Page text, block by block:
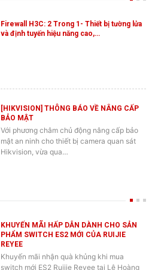
Firewall H3C: 2 Trong 1- Thiết bị tường lửa
và định tuyến hiệu năng cao,…
[HIKVISION] THÔNG BÁO VỀ NÂNG CẤP
BẢO MẬT
Với phương châm chủ động nâng cấp bảo
mật an ninh cho thiết bị camera quan sát
Hikvision, vừa qua…
KHUYẾN MÃI HẤP DẪN DÀNH CHO SẢN
PHẨM SWITCH ES2 MỚI CỦA RUIJIE
REYEE
Khuyến mãi nhận quà khủng khi mua
switch mới ES2 Ruijie Reyee tại Lê Hoàng